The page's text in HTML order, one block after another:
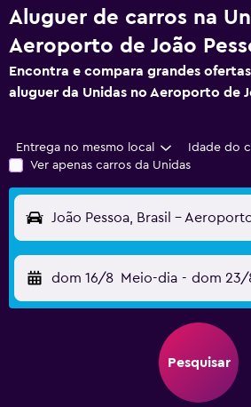
Aluguer de carros na
Aeroporto de João
Encontra e compara grandes
aluguer da Unidas no Aeroporto de
Entrega no mesmo local Idade do
Ver apenas carros da Unidas
dom 16/8 Meio-dia - dom 23/
Pesquisar